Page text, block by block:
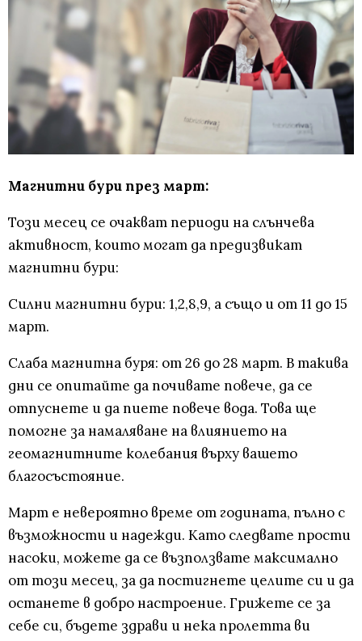
Магнитни бури през март:
Този месец се очакват периоди на слънчева
активност, които могат да предизвикат
магнитни бури:
Силни магнитни бури: 1,2,8,9, а също и от 11 до 15
март.
Слаба магнитна буря: от 26 до 28 март. В такива
дни се опитайте да почивате повече, да се
отпуснете и да пиете повече вода. Това ще
помогне за намаляване на влиянието на
геомагнитните колебания върху вашето
благосъстояние.
Март е невероятно време от годината, пълно с
възможности и надежди. Като следвате прости
насоки, можете да се възползвате максимално
от този месец, за да постигнете целите си и да
останете в добро настроение. Грижете се за
себе си, бъдете здрави и нека пролетта ви